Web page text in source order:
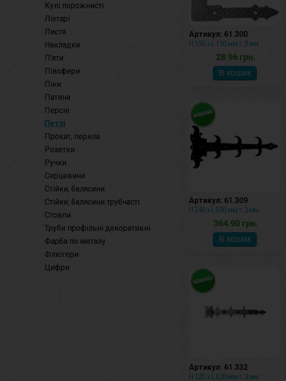
Кулі порожнисті
Ліхтарі
Листя
Накладки
П'яти
Півсфери
Піки
Патина
Персні
Петлі
Прокат, перила
Розетки
Ручки
Серцевини
Стійки, балясини
Стійки, балясини трубчасті
Стовпи
Труби профільні декоративні
Фарба по металу
Флюгери
Цифри
Артикул: 61.300
Н 150 х L 150 мм т. 3 мм
28.96 грн.
Артикул: 61.309
Н 240 х L 500 мм т. 3 мм
364.90 грн.
Артикул: 61.332
Н 120 х L 620 мм т. 3 мм